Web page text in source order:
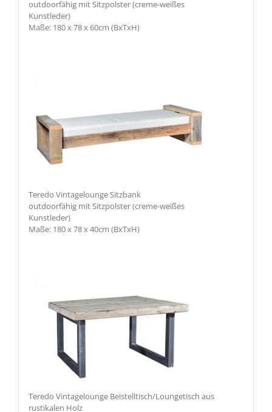
outdoorfähig mit Sitzpolster (creme-weißes
Kunstleder)
Maße: 180 x 78 x 60cm (BxTxH)
Teredo Vintagelounge Sitzbank
outdoorfähig mit Sitzpolster (creme-weißes
Kunstleder)
Maße: 180 x 78 x 40cm (BxTxH)
Teredo Vintagelounge Beistelltisch/Loungetisch aus
rustikalen Holz